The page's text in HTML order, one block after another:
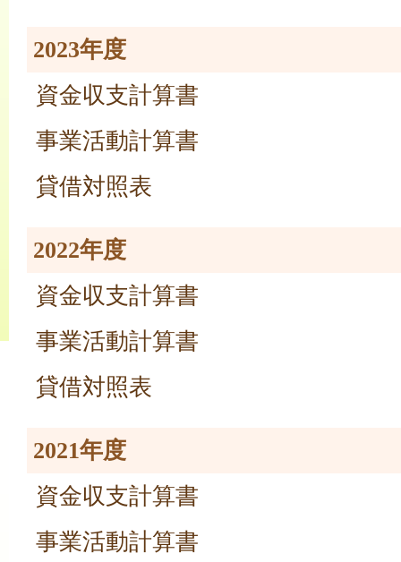
2023年度
資金収支計算書
事業活動計算書
貸借対照表
2022年度
資金収支計算書
事業活動計算書
貸借対照表
2021年度
資金収支計算書
事業活動計算書